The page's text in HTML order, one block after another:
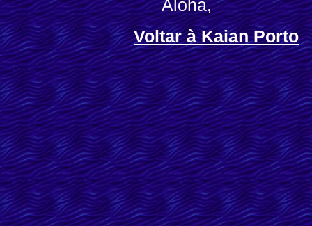
Aloha,
Voltar à Kaian Porto